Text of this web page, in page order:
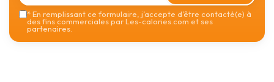
*En remplissant ce formulaire, j’accepte d’être contacté(e) à
des fins commerciales par Les-calories.com et ses
partenaires.